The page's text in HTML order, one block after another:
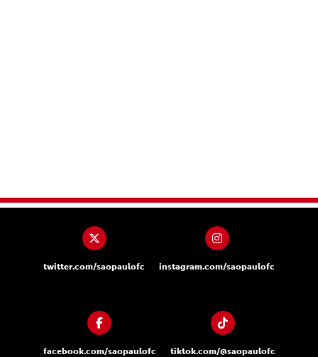
twitter.com/saopaulofc instagram.com/saopaulofc
facebook.com/saopaulofc tiktok.com/@saopaulofc